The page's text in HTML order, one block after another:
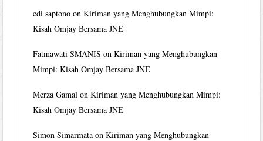
edi saptono onKiriman yang Menghubungkan Mimpi:
Kisah Omjay Bersama JNE
Fatmawati SMANIS onKiriman yang Menghubungkan
Mimpi: Kisah Omjay Bersama JNE
Merza Gamal onKiriman yang Menghubungkan Mimpi:
Kisah Omjay Bersama JNE
Simon Simarmata onKiriman yang Menghubungkan